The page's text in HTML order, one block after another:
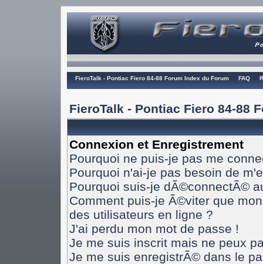
FieroTalk - Pontiac Fiero 84-88 Forum Index du Forum FAQ
FieroTalk - Pontiac Fiero 84-88
Connexion et Enregistrement
Pourquoi ne puis-je pas me
Pourquoi n'ai-je pas besoin de
Pourquoi suis-je dÃ©connectÃ©
Comment puis-je Ã©viter que
des utilisateurs en ligne ?
J'ai perdu mon mot de passe !
Je me suis inscrit mais ne peux
Je me suis enregistrÃ© dans le